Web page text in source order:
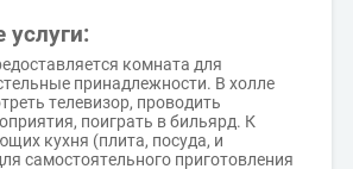
комната для
принадлежности. В холле
телевизор, проводить
поиграть в бильярд. К
кухня (плита, посуда, и
самостоятельного приготовления